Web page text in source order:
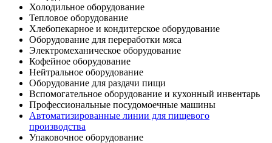
Холодильное оборудование
Тепловое оборудование
Хлебопекарное и кондитерское оборудование
Оборудование для переработки мяса
Электромеханическое оборудование
Кофейное оборудование
Нейтральное оборудование
Оборудование для раздачи пищи
Вспомогательное оборудование и кухонный инвентарь
Профессиональные посудомоечные машины
Автоматизированные линии для пищевого
производства
Упаковочное оборудование